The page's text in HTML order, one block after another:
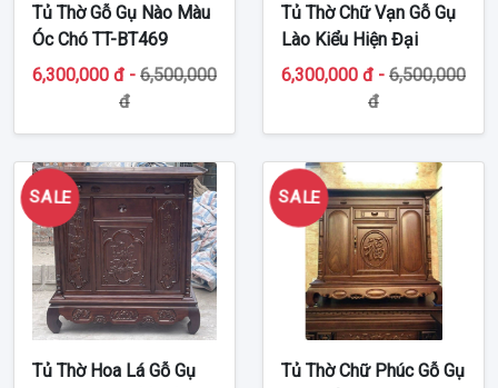
Tủ Thờ Gỗ Gụ Nào Màu
Óc Chó TT-BT469
6,300,000 đ - 6,500,000
đ
Tủ Thờ Chữ Vạn Gỗ Gụ
Lào Kiểu Hiện Đại
Chung Cư TT-BT250
6,300,000 đ - 6,500,000
đ
SALE
Tủ Thờ Hoa Lá Gỗ Gụ
SALE
Tủ Thờ Chữ Phúc Gỗ Gụ